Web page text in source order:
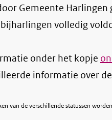
volledig
onder het kopje
informatie over
van de verschillende statussen